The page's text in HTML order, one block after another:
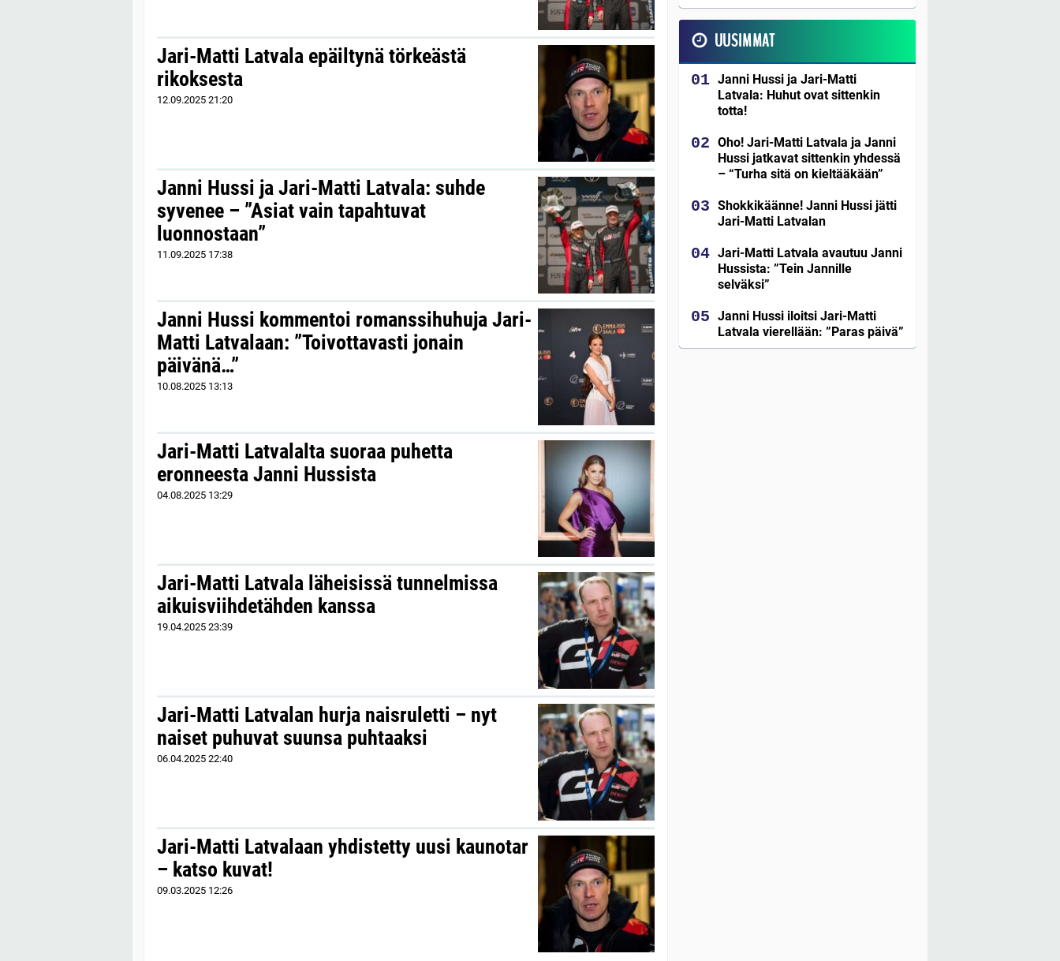
Jari-Matti Latvala epäiltynä törkeästä
rikoksesta
12.09.2025 21:20
Janni Hussi ja Jari-Matti Latvala: suhde
syvenee – ”Asiat vain tapahtuvat
luonnostaan”
11.09.2025 17:38
Janni Hussi kommentoi romanssihuhuja Jari-
Matti Latvalaan: ”Toivottavasti jonain
päivänä…”
10.08.2025 13:13
Jari-Matti Latvalalta suoraa puhetta
eronneesta Janni Hussista
04.08.2025 13:29
Jari-Matti Latvala läheisissä tunnelmissa
aikuisviihdetähden kanssa
19.04.2025 23:39
Jari-Matti Latvalan hurja naisruletti – nyt
naiset puhuvat suunsa puhtaaksi
06.04.2025 22:40
Jari-Matti Latvalaan yhdistetty uusi kaunotar
– katso kuvat!
09.03.2025 12:26
UUSIMMAT
Janni Hussi ja Jari-Matti
Latvala: Huhut ovat sittenkin
totta!
Oho! Jari-Matti Latvala ja Janni
Hussi jatkavat sittenkin yhdessä
– “Turha sitä on kieltääkään”
Shokkikäänne! Janni Hussi jätti
Jari-Matti Latvalan
Jari-Matti Latvala avautuu Janni
Hussista: ”Tein Jannille
selväksi”
Janni Hussi iloitsi Jari-Matti
Latvala vierellään: ”Paras päivä”